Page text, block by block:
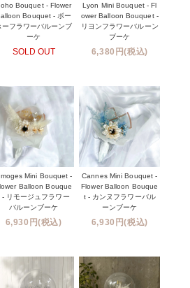
Bouquet - Flower
Bouquet - ボー
ーフラワーバルーンブ
ーケ
SOLD OUT
Lyon Mini Bouquet - Fl
ower Balloon Bouquet -
リヨンフラワーバルーン
ブーケ
6,380円(税込)
Mini Bouquet -
Balloon Bouque
- リモージュフラワー
バルーンブーケ
6,930円(税込)
Cannes Mini Bouquet -
Flower Balloon Bouque
t - カンヌフラワーバル
ーンブーケ
6,930円(税込)